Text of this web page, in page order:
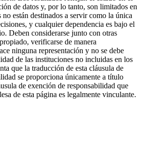
de datos y, por lo tanto, son limitados en
están destinados a servir como la única
y cualquier dependencia es bajo el
Deben considerarse junto con otras
verificarse de manera
ninguna representación y no se debe
de las instituciones no incluidas en los
que la traducción de esta cláusula de
se proporciona únicamente a título
de exención de responsabilidad que
de esta página es legalmente vinculante.